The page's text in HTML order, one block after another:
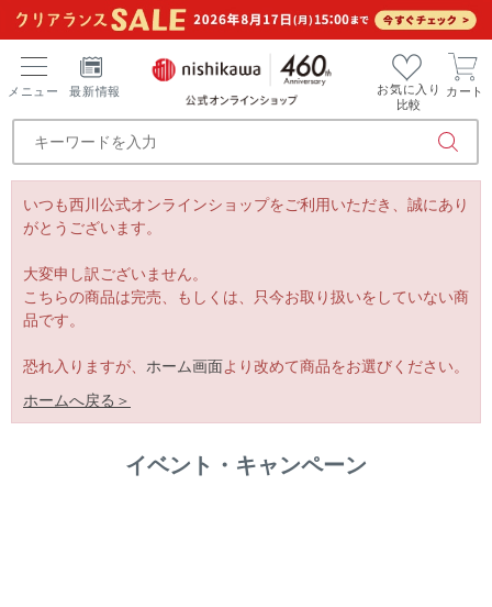
メニュー 最新情報
お気に入り
比較
カート
いつも西川公式オンラインショップをご利用いただき、誠にあり
がとうございます。
大変申し訳ございません。
こちらの商品は完売、もしくは、只今お取り扱いをしていない商
品です。
恐れ入りますが、 ホーム画面より改めて商品をお選びください。
ホームへ戻る＞
イベント・キャンペーン